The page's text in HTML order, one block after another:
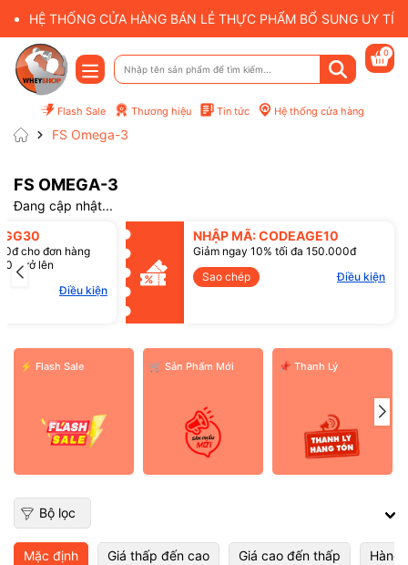
HỆ THỐNG CỬA HÀNG BÁN LẺ THỰC PHẨM BỔ SUNG UY
Flash Sale Thương hiệu Tin tức Hệ thống cửa hàng
0
FS Omega-3
FS OMEGA-3
Đang cập nhật...
cho đơn hàng
trở lên
Điều kiện
NHẬP MÃ: CODEAGE10
Giảm ngay 10% tối đa 150.000đ
Sao chép
Điều kiện
Mã giảm giá:
Điều kiện:
⚡ Flash Sale ️🛒 Sản Phẩm Mới 📌 Thanh Lý
Bộ lọc
Mặc định Giá thấp đến cao Giá cao đến thấp Hàng